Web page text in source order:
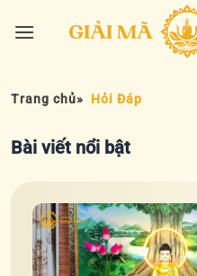
qua
Trang chủ» Hỏi Đáp
Bài viết nổi bật